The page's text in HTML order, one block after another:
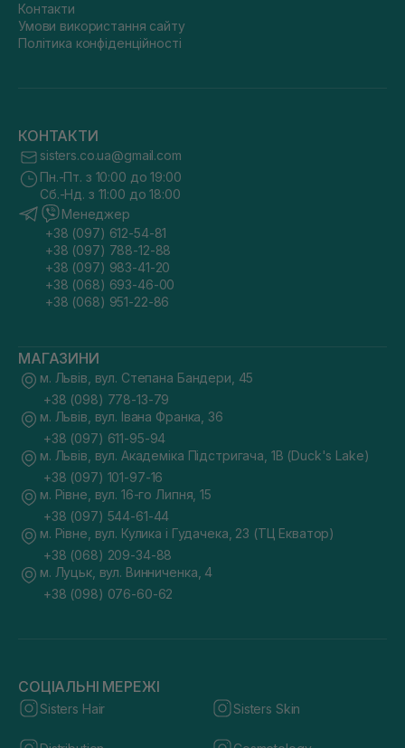
Контакти
Умови використання сайту
Політика конфіденційності
КОНТАКТИ
sisters.co.ua@gmail.com
Пн.-Пт. з 10:00 до 19:00
Сб.-Нд. з 11:00 до 18:00
Менеджер
+38 (097) 612-54-81
+38 (097) 788-12-88
+38 (097) 983-41-20
+38 (068) 693-46-00
+38 (068) 951-22-86
МАГАЗИНИ
м. Львів, вул. Степана Бандери, 45
+38 (098) 778-13-79
м. Львів, вул. Івана Франка, 36
+38 (097) 611-95-94
м. Львів, вул. Академіка Підстригача, 1В (Duck's Lake)
+38 (097) 101-97-16
м. Рівне, вул. 16-го Липня, 15
+38 (097) 544-61-44
м. Рівне, вул. Кулика і Гудачека, 23 (ТЦ Екватор)
+38 (068) 209-34-88
м. Луцьк, вул. Винниченка, 4
+38 (098) 076-60-62
СОЦІАЛЬНІ МЕРЕЖІ
Sisters Hair Sisters Skin